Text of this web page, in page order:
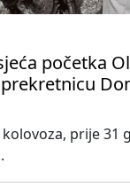
početka
prije 31